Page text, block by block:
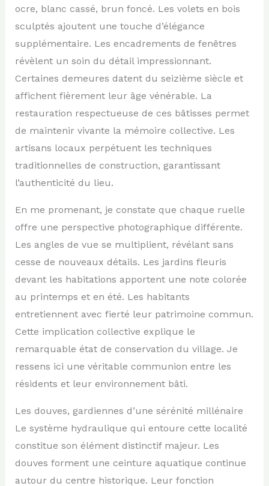
ocre, blanc cassé, brun foncé. Les volets en bois
sculptés ajoutent une touche d’élégance
supplémentaire. Les encadrements de fenêtres
révèlent un soin du détail impressionnant.
Certaines demeures datent du seizième siècle et
affichent fièrement leur âge vénérable. La
restauration respectueuse de ces bâtisses permet
de maintenir vivante la mémoire collective. Les
artisans locaux perpétuent les techniques
traditionnelles de construction, garantissant
l’authenticité du lieu.
En me promenant, je constate que chaque ruelle
offre une perspective photographique différente.
Les angles de vue se multiplient, révélant sans
cesse de nouveaux détails. Les jardins fleuris
devant les habitations apportent une note colorée
au printemps et en été. Les habitants
entretiennent avec fierté leur patrimoine commun.
Cette implication collective explique le
remarquable état de conservation du village. Je
ressens ici une véritable communion entre les
résidents et leur environnement bâti.
Les douves, gardiennes d’une sérénité millénaire
Le système hydraulique qui entoure cette localité
constitue son élément distinctif majeur. Les
douves forment une ceinture aquatique continue
autour du centre historique. Leur fonction